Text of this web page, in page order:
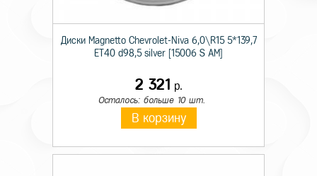
Диски Magnetto Chevrolet-Niva 6,0\R15 5*139,7
ET40 d98,5 silver [15006 S AM]
2 321 р.
Осталось: больше 10 шт.
В корзину